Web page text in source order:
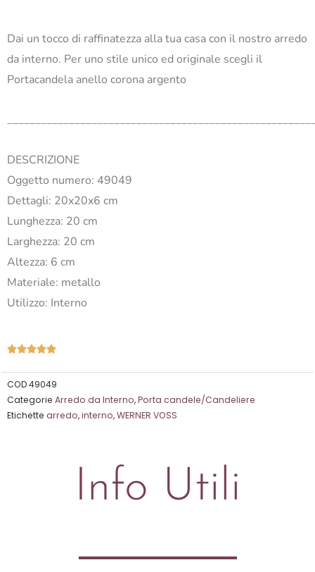
Dai un tocco di raffinatezza alla tua casa con il nostro arredo
da interno. Per uno stile unico ed originale scegli il
Portacandela anello corona argento
DESCRIZIONE
Oggetto numero: 49049
Dettagli: 20x20x6 cm
Lunghezza: 20 cm
Larghezza: 20 cm
Altezza: 6 cm
Materiale: metallo
Utilizzo: Interno
Valutazione
su
5
COD49049
Categorie Arredo da Interno,Porta candele/Candeliere
Etichette arredo,interno,WERNER VOSS
Info Utili